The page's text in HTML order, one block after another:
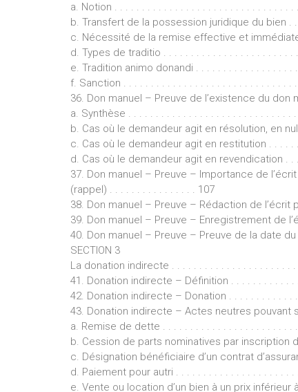
a. Notion . . . . . . . . . . . . . . . . . . . . . . . . . . . . . . . .
b. Transfert de la possession juridique du bien . .
c. Nécessité de la remise effective et
d. Types de traditio . . . . . . . . . . . . . . . . . . . . . . . .
e. Tradition animo donandi . . . . . . . . . . . . . . . . . .
f. Sanction . . . . . . . . . . . . . . . . . . . . . . . . . . . . . . .
36. Don manuel – Preuve de l’existence du don
a. Synthèse . . . . . . . . . . . . . . . . . . . . . . . . . . . . . .
b. Cas où le demandeur agit en résolution, en
c. Cas où le demandeur agit en restitution . . . . .
d. Cas où le demandeur agit en revendication . .
37. Don manuel – Preuve – Importance de
(rappel) . . . . . . . . . . . . . . . . 107
38. Don manuel – Preuve – Rédaction de l’écrit
39. Don manuel – Preuve – Enregistrement de
40. Don manuel – Preuve – Preuve de la date
SECTION 3
La donation indirecte . . . . . . . . . . . . . . . . . . . . . .
41. Donation indirecte – Définition . . . . . . . . . . . .
42. Donation indirecte – Donation . . . . . . . . . . . .
43. Donation indirecte – Actes neutres pouvant
a. Remise de dette . . . . . . . . . . . . . . . . . . . . . . . .
b. Cession de parts nominatives par inscription
c. Désignation bénéficiaire d’un contrat
d. Paiement pour autri . . . . . . . . . . . . . . . . . . . . .
e. Vente ou location d’un bien à un prix inférieur